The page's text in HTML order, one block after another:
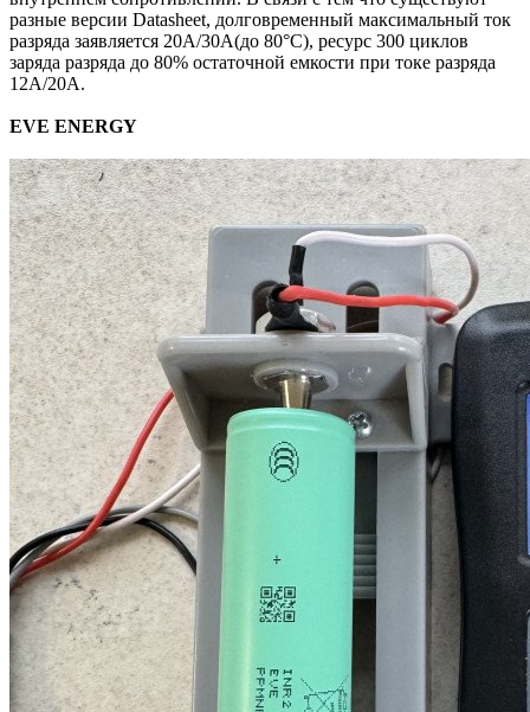
разные версии Datasheet, долговременный максимальный ток
разряда заявляется 20А/30А(до 80°C), ресурс 300 циклов
заряда разряда до 80% остаточной емкости при токе разряда
12А/20А.
EVE ENERGY